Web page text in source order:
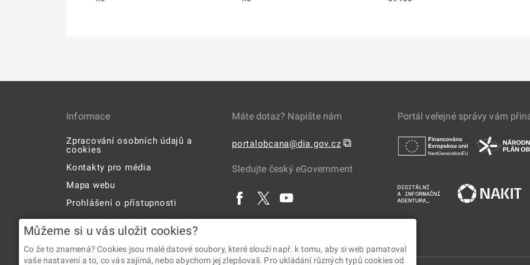
Informace
Zpracování osobních údajů a
cookies
Kontakty pro média
Mapa webu
Prohlášení o přístupnosti
Máte dotaz? Napište nám
portalobcana@dia.gov.cz ⧉
Sledujte český eGovernment
Portál veřejné správy vám
Můžeme si u vás uložit cookies?
Co že to znamená? Cookies jsou malé datové soubory, které slouží např. k tomu, aby si web pamatoval
vaše nastavení a to, co vás zajímá, nebo abychom jej zlepšovali. Pro ukládání různých typů cookies od